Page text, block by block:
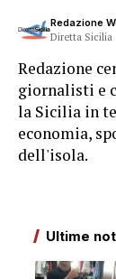
Redazione
Diretta Sicilia
Redazione
giornalisti e
la Sicilia in
economia,
dell'isola.
Ultime